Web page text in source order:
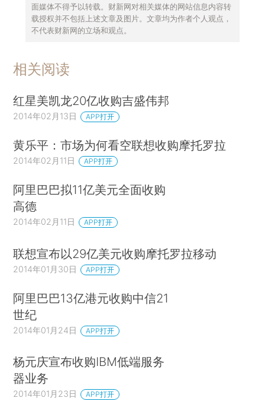
面媒体不得予以转载。财新网对相关媒体的网站信息内容转
载授权并不包括上述文章及图片。文章均为作者个人观点，
不代表财新网的立场和观点。
相关阅读
红星美凯龙20亿收购吉盛伟邦
2014年02月13日 APP打开
黄乐平：市场为何看空联想收购摩托罗拉
2014年02月11日 APP打开
阿里巴巴拟11亿美元全面收购
高德
2014年02月11日 APP打开
联想宣布以29亿美元收购摩托罗拉移动
2014年01月30日 APP打开
阿里巴巴13亿港元收购中信21
世纪
2014年01月24日 APP打开
杨元庆宣布收购IBM低端服务
器业务
2014年01月23日 APP打开